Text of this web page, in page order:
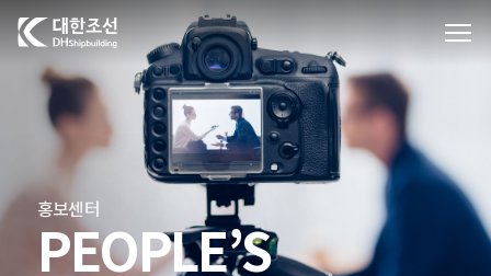
대한조선주식회사
홍보센터
PEOPLE’S